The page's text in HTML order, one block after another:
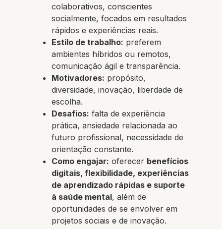
colaborativos, conscientes
socialmente, focados em resultados
rápidos e experiências reais.
Estilo de trabalho: preferem
ambientes híbridos ou remotos,
comunicação ágil e transparência.
Motivadores: propósito,
diversidade, inovação, liberdade de
escolha.
Desafios: falta de experiência
prática, ansiedade relacionada ao
futuro profissional, necessidade de
orientação constante.
Como engajar: oferecer benefícios
digitais, flexibilidade, experiências
de aprendizado rápidas e suporte
à saúde mental, além de
oportunidades de se envolver em
projetos sociais e de inovação.